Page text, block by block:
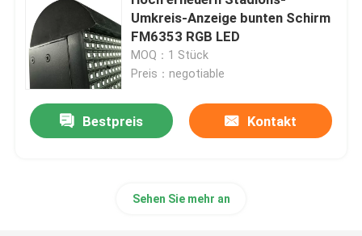
Kreativer LED-Bildschirm
LED-Bildschirm im Freien
Bildschirm des Stadiums-LED
Umkreis-Anzeige bunten Schirm
FM6353 RGB LED
MOQ：1 Stück
Preis：negotiable
Bestpreis Kontakt
Sehen Sie mehr an